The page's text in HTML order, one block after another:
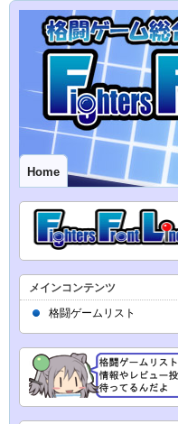
Home
メインコンテンツ
格闘ゲームリスト